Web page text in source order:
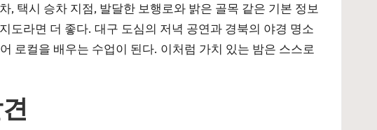
택시 승차 지점, 발달한 보행로와 밝은 골목 같은 기본 정보
도라면 더 좋다. 대구 도심의 저녁 공연과 경북의 야경 명소
로컬을 배우는 수업이 된다. 이처럼 가치 있는 밤은 스스로